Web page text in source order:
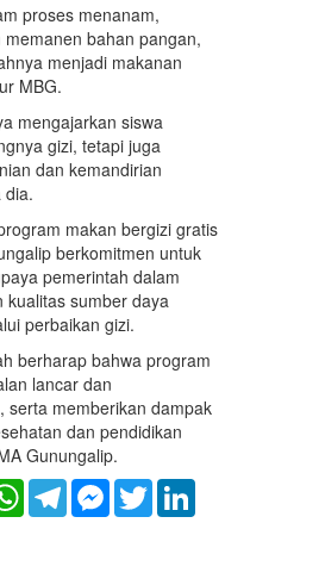
proses menanam,
memanen bahan pangan,
menjadi makanan
MBG.
mengajarkan siswa
gizi, tetapi juga
dan kemandirian
dia.
makan bergizi gratis
berkomitmen untuk
pemerintah dalam
kualitas sumber daya
perbaikan gizi.
berharap bahwa program
lancar dan
serta memberikan dampak
dan pendidikan
Gunungalip.
WhatsAppTelegramMessenger
Twitter